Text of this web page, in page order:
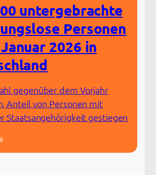
untergebrachte
Personen
2026 in
gegenüber dem Vorjahr
Anteil von Personen mit
Staatsangehörigkeit gestiegen